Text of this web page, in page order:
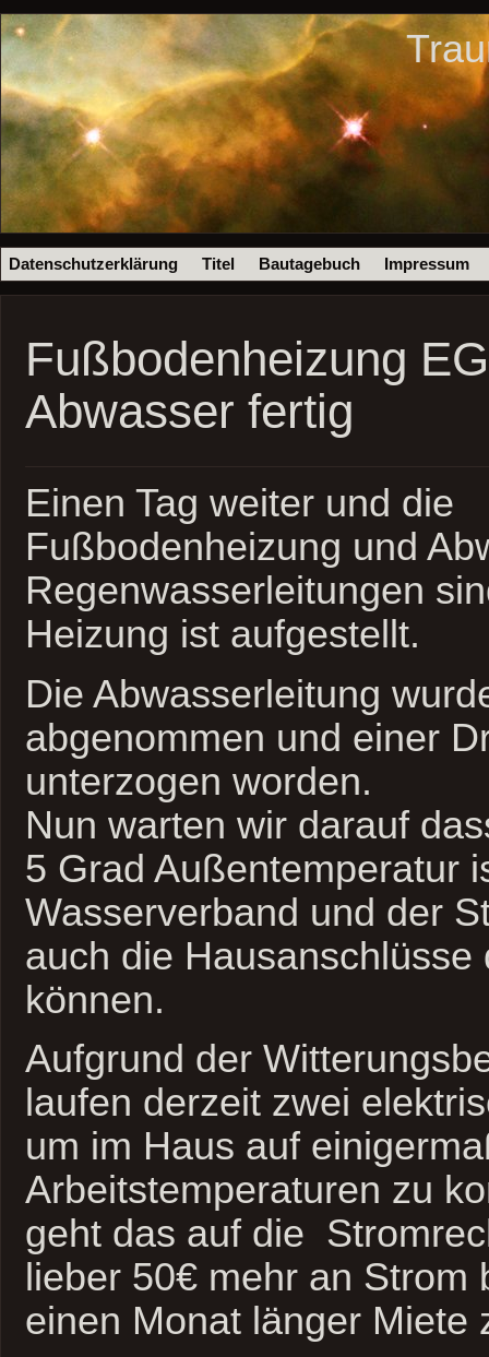
Datenschutzerklärung Titel Bautagebuch Impressum
Fußbodenheizung
Abwasser fertig
Einen Tag weiter und die
Fußbodenheizung und
Regenwasserleitungen
Heizung ist aufgestellt.
Die Abwasserleitung
abgenommen und einer
unterzogen worden.
Nun warten wir darauf
5 Grad Außentemperatur
Wasserverband und der
auch die Hausanschlüsse
können.
Aufgrund der
laufen derzeit zwei
um im Haus auf
Arbeitstemperaturen zu
geht das auf die
lieber 50€ mehr an Strom
einen Monat länger Miete